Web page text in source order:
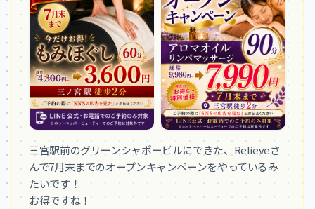
三宮駅前のグリーンシャポービルにできた、Relieveさ
んで7月末までのオープンキャンペーンをやっているみ
たいです！
お得ですね！